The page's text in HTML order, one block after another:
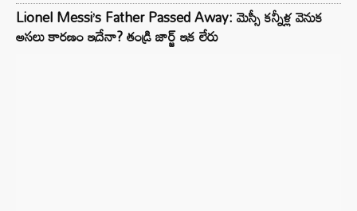
Lionel Messi’s Father Passed Away: మెస్సీ కన్నీళ్ల వెనుక
అసలు కారణం ఇదేనా? తండ్రి జార్జ్ ఇక లేరు